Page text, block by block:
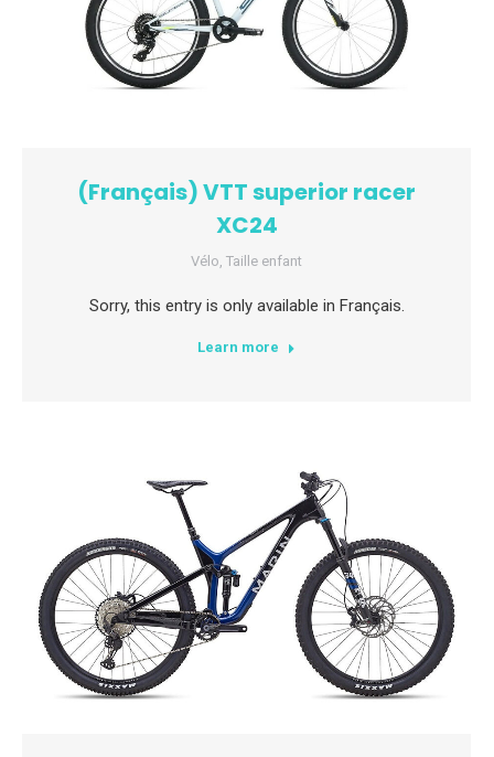
(Français) VTT superior racer
XC24
Vélo, Taille enfant
Sorry, this entry is only available in Français.
Learn more